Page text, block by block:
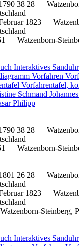
38 28 —
1823 —
— Watzenborn-
Interaktives
Vorfahren
Vorfahrentafel,
Schmand Johannes
Philipp
38 28 —
— Watzenborn-
26 28 —
1823 —
Watzenborn-Steinberg,
Interaktives